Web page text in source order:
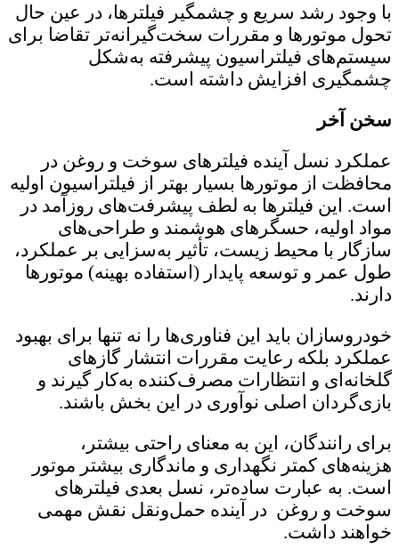
با وجود رشد سریع و چشمگیر فیلترها، در عین حال
تحول موتورها و مقررات سخت‌گیرانه‌تر تقاضا برای
سیستم‌های فیلتراسیون پیشرفته به‌‌شکل
چشمگیری افزایش داشته است.
سخن آخر
عملکرد نسل آینده فیلترهای سوخت و روغن در
محافظت از موتورها بسیار بهتر از فیلتراسیون اولیه
است. این فیلترها به لطف پیشرفت‌های روزآمد در
مواد اولیه، حسگرهای هوشمند و طراحی‌های
سازگار با محیط زیست، تأثیر به‌سزایی بر عملکرد،
طول عمر و توسعه پایدار (استفاده بهینه) موتورها
دارند.
خودروسازان باید این فناوری‌ها را نه تنها برای بهبود
عملکرد بلکه رعایت مقررات انتشار گازهای
گلخانه‌ای و انتظارات مصرف‌کننده به‌کار گیرند و
بازی‌گردان اصلی نوآوری‌ در این بخش باشند.
برای رانندگان، این به معنای راحتی بیشتر،
هزینه‌های کمتر نگهداری و ماندگاری بیشتر موتور
است. به عبارت ساده‌تر، نسل بعدی فیلترهای
سوخت و روغن در آینده حمل‌و‌نقل نقش مهمی
خواهند داشت.